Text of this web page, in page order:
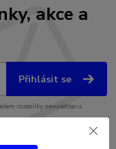
akce a
Přihlásit se
rozesílky newsletteru.